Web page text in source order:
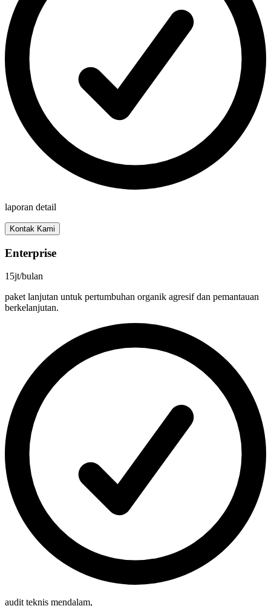
laporan detail
Kontak Kami
Enterprise
15jt/bulan
paket lanjutan untuk pertumbuhan organik agresif dan pemantauan
berkelanjutan.
audit teknis mendalam,